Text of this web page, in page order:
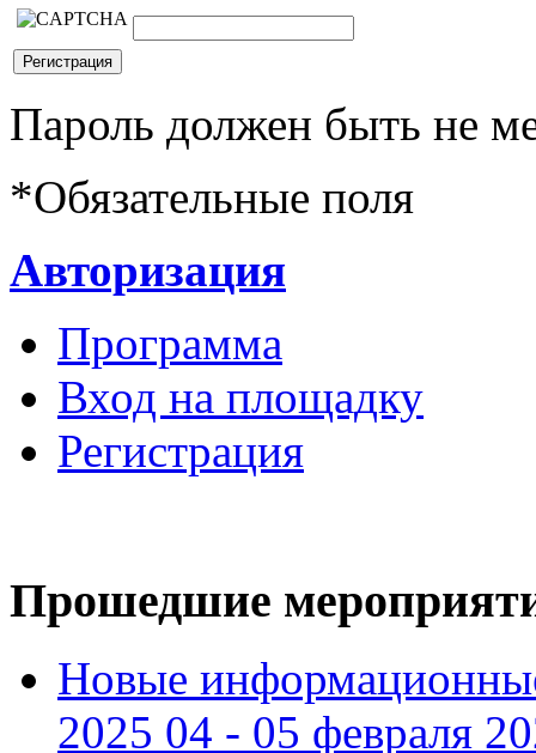
Пароль должен быть не
*Обязательные поля
Авторизация
Программа
Вход на площадку
Регистрация
Прошедшие
Новые
2025 04 - 05 февраля